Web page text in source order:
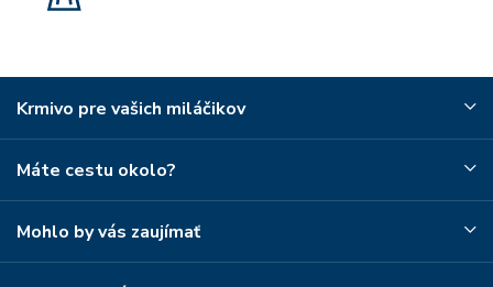
Krmivo pre vašich miláčikov
Máte cestu okolo?
Mohlo by vás zaujímať